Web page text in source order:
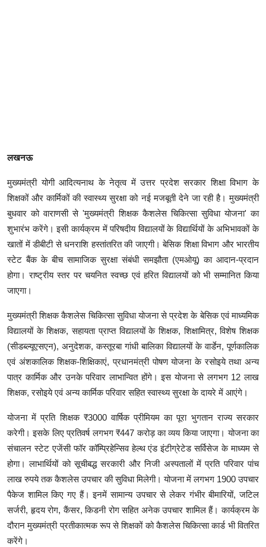
लखनऊ
मुख्यमंत्री योगी आदित्यनाथ के नेतृत्व में उत्तर प्रदेश सरकार शिक्षा विभाग के
शिक्षकों और कार्मिकों की स्वास्थ्य सुरक्षा को नई मजबूती देने जा रही है। मुख्यमंत्री
बुधवार को वाराणसी से 'मुख्यमंत्री शिक्षक कैशलेस चिकित्सा सुविधा योजना' का
शुभारंभ करेंगे। इसी कार्यक्रम में परिषदीय विद्यालयों के विद्यार्थियों के अभिभावकों के
खातों में डीबीटी से धनराशि हस्तांतरित की जाएगी। बेसिक शिक्षा विभाग और भारतीय
स्टेट बैंक के बीच सामाजिक सुरक्षा संबंधी समझौता (एमओयू) का आदान-प्रदान
होगा। राष्ट्रीय स्तर पर चयनित स्वच्छ एवं हरित विद्यालयों को भी सम्मानित किया
जाएगा।
मुख्यमंत्री शिक्षक कैशलेस चिकित्सा सुविधा योजना से प्रदेश के बेसिक एवं माध्यमिक
विद्यालयों के शिक्षक, सहायता प्राप्त विद्यालयों के शिक्षक, शिक्षामित्र, विशेष शिक्षक
(सीडब्ल्यूएसएन), अनुदेशक, कस्तूरबा गांधी बालिका विद्यालयों के वार्डेन, पूर्णकालिक
एवं अंशकालिक शिक्षक-शिक्षिकाएं, प्रधानमंत्री पोषण योजना के रसोइये तथा अन्य
पात्र कार्मिक और उनके परिवार लाभान्वित होंगे। इस योजना से लगभग 12 लाख
शिक्षक, रसोइये एवं अन्य कार्मिक परिवार सहित स्वास्थ्य सुरक्षा के दायरे में आएंगे।
योजना में प्रति शिक्षक ₹3000 वार्षिक प्रीमियम का पूरा भुगतान राज्य सरकार
करेगी। इसके लिए प्रतिवर्ष लगभग ₹447 करोड़ का व्यय किया जाएगा। योजना का
संचालन स्टेट एजेंसी फॉर कॉम्प्रिहेन्सिव हेल्थ एंड इंटीग्रेटेड सर्विसेज के माध्यम से
होगा। लाभार्थियों को सूचीबद्ध सरकारी और निजी अस्पतालों में प्रति परिवार पांच
लाख रुपये तक कैशलेस उपचार की सुविधा मिलेगी। योजना में लगभग 1900 उपचार
पैकेज शामिल किए गए हैं। इनमें सामान्य उपचार से लेकर गंभीर बीमारियों, जटिल
सर्जरी, हृदय रोग, कैंसर, किडनी रोग सहित अनेक उपचार शामिल हैं। कार्यक्रम के
दौरान मुख्यमंत्री प्रतीकात्मक रूप से शिक्षकों को कैशलेस चिकित्सा कार्ड भी वितरित
करेंगे।